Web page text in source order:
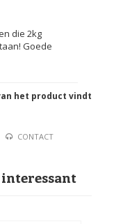
die 2kg
Goede
het product vindt
CONTACT